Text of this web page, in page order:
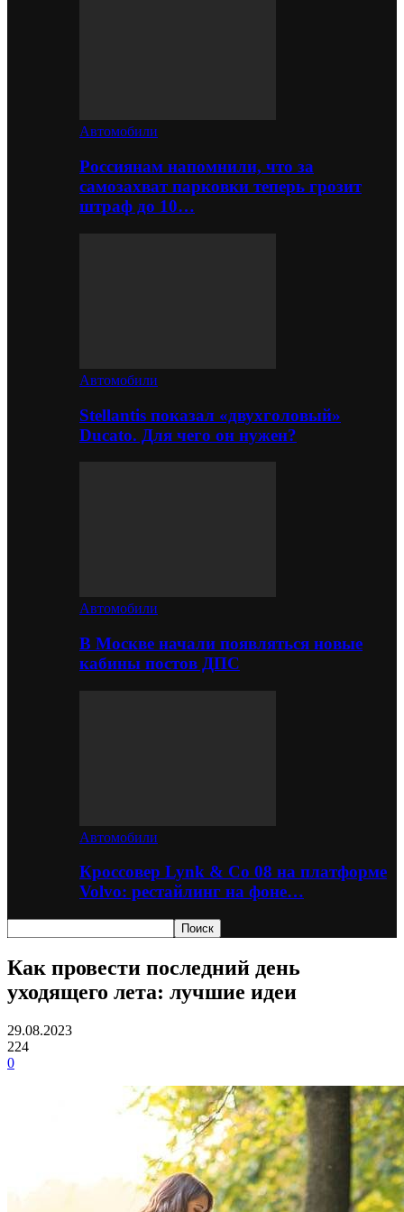
Автомобили
Россиянам напомнили, что за
самозахват парковки теперь грозит
штраф до 10…
Автомобили
Stellantis показал «двухголовый»
Ducato. Для чего он нужен?
Автомобили
В Москве начали появляться новые
кабины постов ДПС
Автомобили
Кроссовер Lynk & Co 08 на платформе
Volvo: рестайлинг на фоне…
Как провести последний день
уходящего лета: лучшие идеи
29.08.2023
224
0